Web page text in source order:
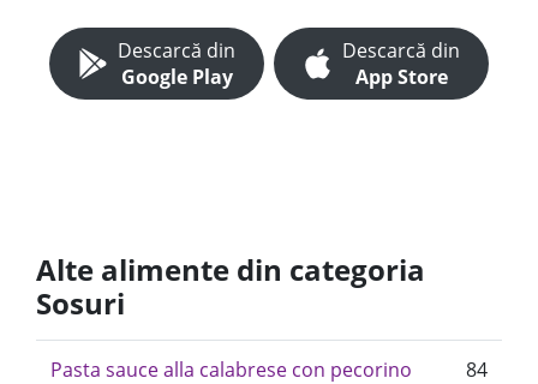
Descarcă din
Google Play
Descarcă din
App Store
Alte alimente din categoria
Sosuri
Pasta sauce alla calabrese con pecorino
84